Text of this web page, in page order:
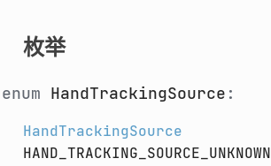
枚举
enum HandTrackingSource :
HandTrackingSource
HAND_TRACKING_SOURCE_UNKNOWN